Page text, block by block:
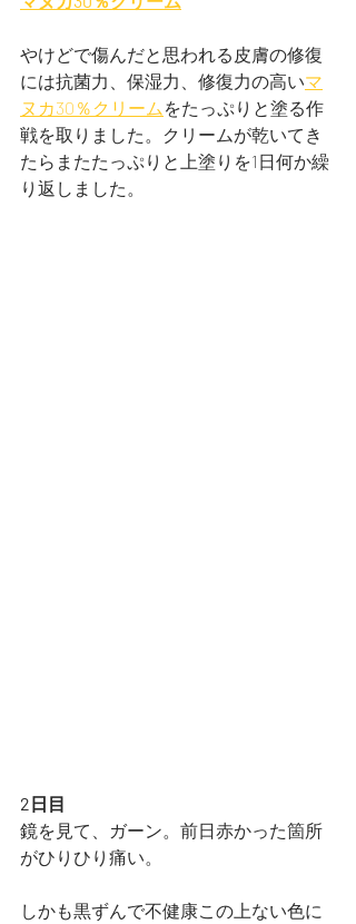
やけどで傷んだと思われる皮膚の修復
には抗菌力、保湿力、修復力の高いマ
ヌカ30％クリーム をたっぷりと塗る作
戦を取りました。クリームが乾いてき
たらまたたっぷりと上塗りを1日何か繰
り返しました。
2日目
鏡を見て、ガーン。前日赤かった箇所
がひりひり痛い。
しかも黒ずんで不健康この上ない色に